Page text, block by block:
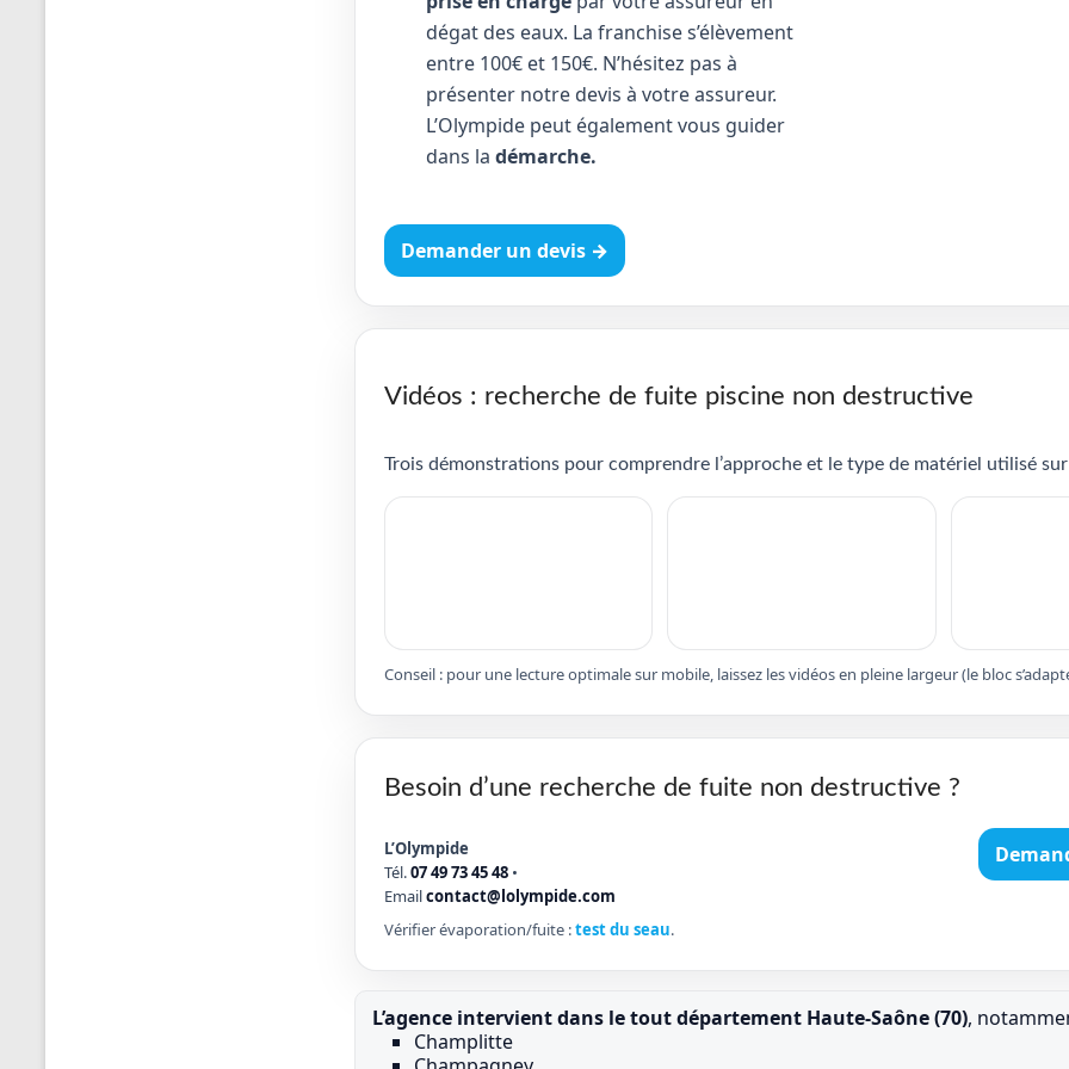
dégat des eaux. La franchise s’élèvement
entre 100€ et 150€. N’hésitez pas à
présenter notre devis à votre assureur.
L’Olympide peut également vous guider
dans la démarche.
Demander un devis →
Vidéos : recherche de fuite piscine non destructive
Trois démonstrations pour comprendre l’approche et le type de matériel utilisé
Conseil : pour une lecture optimale sur mobile, laissez les vidéos en pleine largeur (le bloc
Besoin d’une recherche de fuite non destructive ?
L’Olympide
Tél.07 49 73 45 48 •
Emailcontact@lolympide.com
Vérifier évaporation/fuite :test du seau.
L’agence intervient dans le tout département Haute-Saône (70),
Champlitte